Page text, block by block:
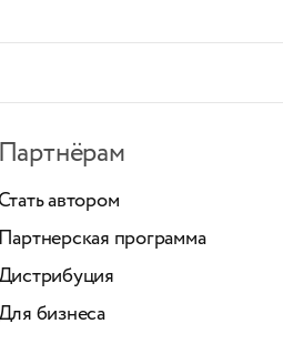
Партнёрам
Стать автором
Партнерская программа
бизнеса